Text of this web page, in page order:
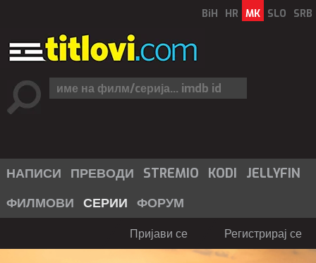
BiH HR MK SLO SRB
НАПИСИ ПРЕВОДИ STREMIO KODI
JELLYFIN
ФИЛМОВИ СЕРИИ ФОРУМ
Пријави се Регистрирај се